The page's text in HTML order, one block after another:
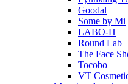
Goodal
Some by Mi
LABO-H
Round Lab
The Face
Tocobo
VT